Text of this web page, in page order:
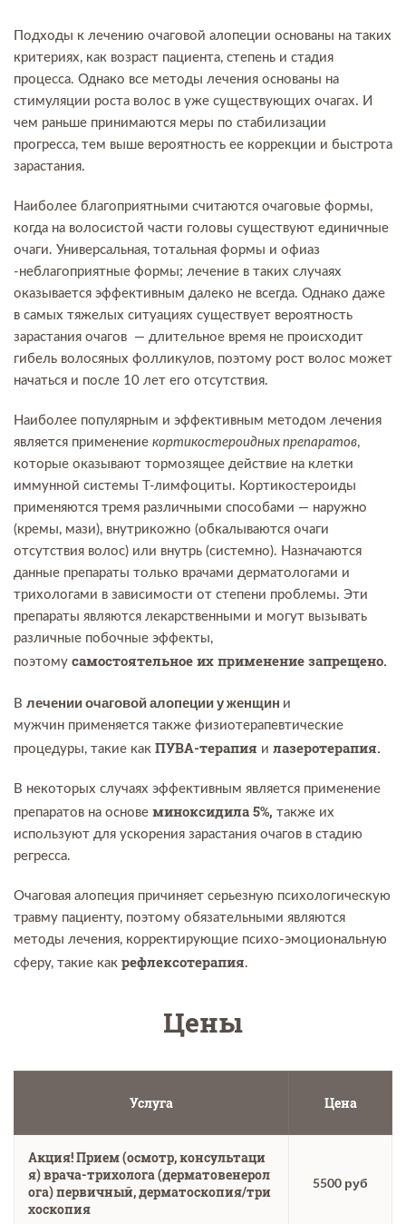
Подходы к лечению очаговой алопеции основаны на таких
критериях, как возраст пациента, степень и стадия
процесса. Однако все методы лечения основаны на
стимуляции роста волос в уже существующих очагах. И
чем раньше принимаются меры по стабилизации
прогресса, тем выше вероятность ее коррекции и быстрота
зарастания.
Наиболее благоприятными считаются очаговые формы,
когда на волосистой части головы существуют единичные
очаги. Универсальная, тотальная формы и офиаз
-неблагоприятные формы; лечение в таких случаях
оказывается эффективным далеко не всегда. Однако даже
в самых тяжелых ситуациях существует вероятность
зарастания очагов — длительное время не происходит
гибель волосяных фолликулов, поэтому рост волос может
начаться и после 10 лет его отсутствия.
Наиболее популярным и эффективным методом лечения
является применение кортикостероидных препаратов,
которые оказывают тормозящее действие на клетки
иммунной системы Т-лимфоциты. Кортикостероиды
применяются тремя различными способами — наружно
(кремы, мази), внутрикожно (обкалываются очаги
отсутствия волос) или внутрь (системно). Назначаются
данные препараты только врачами дерматологами и
трихологами в зависимости от степени проблемы. Эти
препараты являются лекарственными и могут вызывать
различные побочные эффекты,
поэтому самостоятельное их применение запрещено.
В лечении очаговой алопеции у женщин и
мужчин применяется также физиотерапевтические
процедуры, такие как ПУВА-терапия и лазеротерапия.
В некоторых случаях эффективным является применение
препаратов на основе миноксидила 5%, также их
используют для ускорения зарастания очагов в стадию
регресса.
Очаговая алопеция причиняет серьезную психологическую
травму пациенту, поэтому обязательными являются
методы лечения, корректирующие психо-эмоциональную
сферу, такие как рефлексотерапия.
Цены
Услуга Цена
Акция! Прием (осмотр, консультаци
я) врача-трихолога (дерматовенерол
ога) первичный, дерматоскопия/три
хоскопия
5500 руб